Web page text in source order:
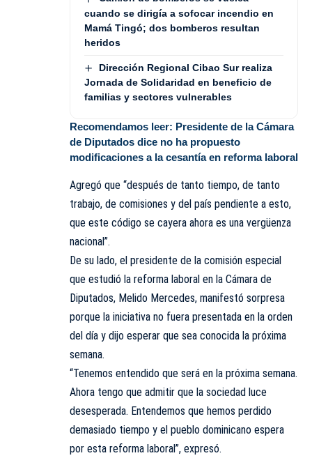
cuando se dirigía a sofocar incendio en
Mamá Tingó; dos bomberos resultan
heridos
Dirección Regional Cibao Sur realiza
Jornada de Solidaridad en beneficio de
familias y sectores vulnerables
Recomendamos leer: Presidente de la Cámara
de Diputados dice no ha propuesto
modificaciones a la cesantía en reforma laboral
Agregó que “después de tanto tiempo, de tanto
trabajo, de comisiones y del país pendiente a esto,
que este código se cayera ahora es una vergüenza
nacional”.
De su lado, el presidente de la comisión especial
que estudió la reforma laboral en la Cámara de
Diputados, Melido Mercedes, manifestó sorpresa
porque la iniciativa no fuera presentada en la orden
del día y dijo esperar que sea conocida la próxima
semana.
“Tenemos entendido que será en la próxima semana.
Ahora tengo que admitir que la sociedad luce
desesperada. Entendemos que hemos perdido
demasiado tiempo y el pueblo dominicano espera
por esta reforma laboral”, expresó.